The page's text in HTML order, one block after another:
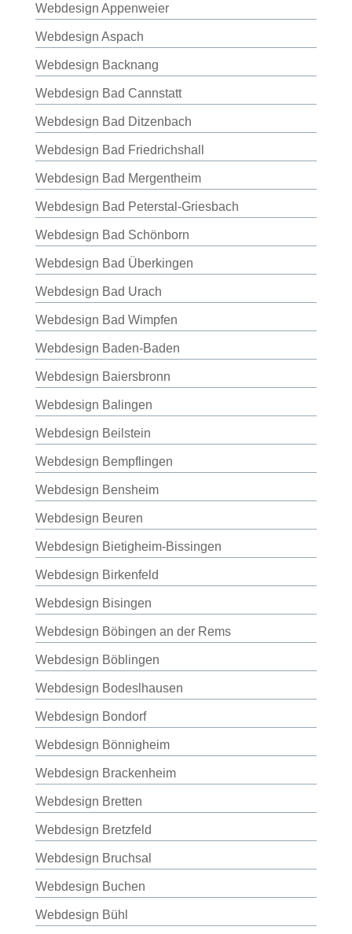
Webdesign Appenweier
Webdesign Aspach
Webdesign Backnang
Webdesign Bad Cannstatt
Webdesign Bad Ditzenbach
Webdesign Bad Friedrichshall
Webdesign Bad Mergentheim
Webdesign Bad Peterstal-Griesbach
Webdesign Bad Schönborn
Webdesign Bad Überkingen
Webdesign Bad Urach
Webdesign Bad Wimpfen
Webdesign Baden-Baden
Webdesign Baiersbronn
Webdesign Balingen
Webdesign Beilstein
Webdesign Bempflingen
Webdesign Bensheim
Webdesign Beuren
Webdesign Bietigheim-Bissingen
Webdesign Birkenfeld
Webdesign Bisingen
Webdesign Böbingen an der Rems
Webdesign Böblingen
Webdesign Bodeslhausen
Webdesign Bondorf
Webdesign Bönnigheim
Webdesign Brackenheim
Webdesign Bretten
Webdesign Bretzfeld
Webdesign Bruchsal
Webdesign Buchen
Webdesign Bühl